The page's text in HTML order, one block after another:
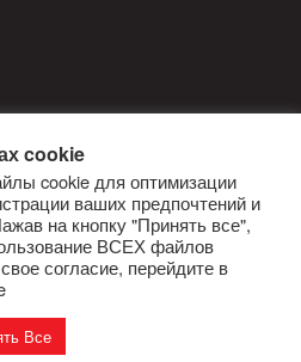
ленты
cookie
cookie для оптимизации
ваших предпочтений и
на кнопку "Принять все",
ВСЕХ файлов
согласие, перейдите в
Все